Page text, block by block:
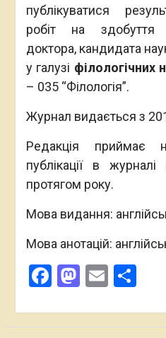
публікуватися
робіт на здобуття
доктора, кандидата
у галузі філологічних
– 035 “Філологія”.
Журнал видається з
Редакція приймає
публікації в журналі
протягом року.
Мова видання:
Мова анотацій:
Facebook
Mastodon
Email